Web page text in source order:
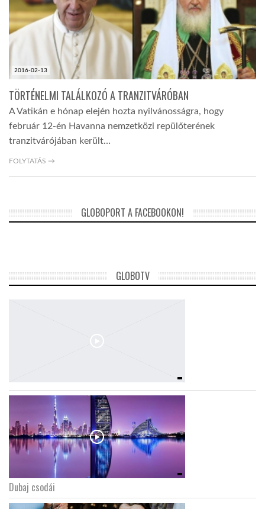
2016-02-13
TÖRTÉNELMI TALÁLKOZÓ A TRANZITVÁRÓBAN
A Vatikán e hónap elején hozta nyilvánosságra, hogy
február 12-én Havanna nemzetközi repülőterének
tranzitvárójában került…
FOLYTATÁS →
GLOBOPORT A FACEBOOKON!
GLOBOTV
Dubaj csodái